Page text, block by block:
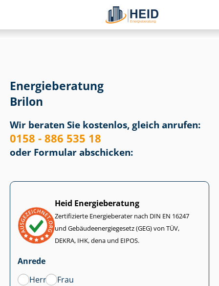
Energieberatung
Brilon
Wir beraten Sie kostenlos, gleich anrufen:
0158 - 886 535 18
oder Formular abschicken:
Heid Energieberatung
Zertifizierte Energieberater nach DIN EN 16247
und Ge­bäu­de­en­er­gie­ge­setz (GEG) von TÜV,
DEKRA, IHK, dena und EIPOS.
Anrede
Herr
Frau